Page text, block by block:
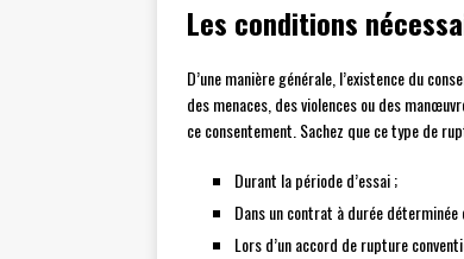
Les conditions
D’une manière générale, l’existence du
des menaces, des violences ou des
ce consentement. Sachez que ce type de
Durant la période d’essai ;
Dans un contrat à durée
Lors d’un accord de rupture